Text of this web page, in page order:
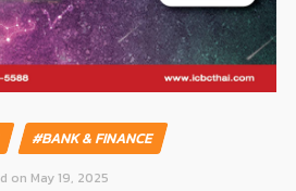
#BANK & FINANCE
on May 19, 2025